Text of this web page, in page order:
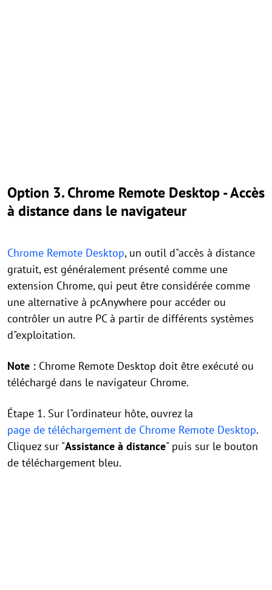
Option 3. Chrome Remote Desktop - Accès
à distance dans le navigateur
Chrome Remote Desktop, un outil d"accès à distance
gratuit, est généralement présenté comme une
extension Chrome, qui peut être considérée comme
une alternative à pcAnywhere pour accéder ou
contrôler un autre PC à partir de différents systèmes
d"exploitation.
Note : Chrome Remote Desktop doit être exécuté ou
téléchargé dans le navigateur Chrome.
Étape 1. Sur l"ordinateur hôte, ouvrez la
page de téléchargement de Chrome Remote Desktop.
Cliquez sur "Assistance à distance" puis sur le bouton
de téléchargement bleu.